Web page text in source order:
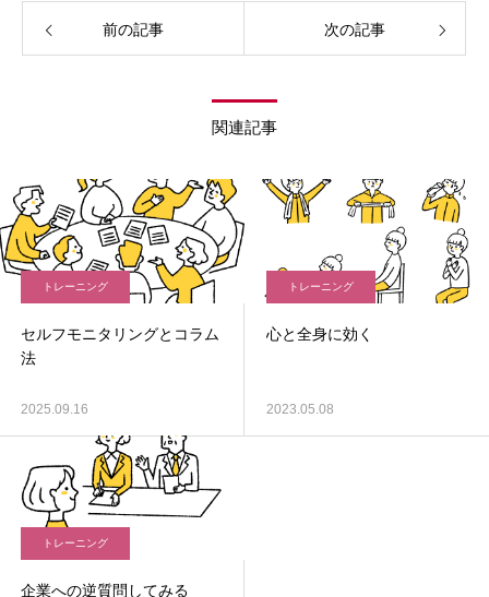
前の記事 次の記事
関連記事
トレーニング
セルフモニタリングとコラム
法
2025.09.16
トレーニング
心と全身に効く
2023.05.08
トレーニング
企業への逆質問してみる